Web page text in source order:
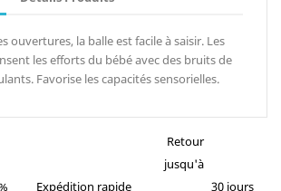
ouvertures, la balle est facile à saisir. Les
les efforts du bébé avec des bruits de
Favorise les capacités sensorielles.
Expédition rapide
Retour
jusqu'à
30 jours